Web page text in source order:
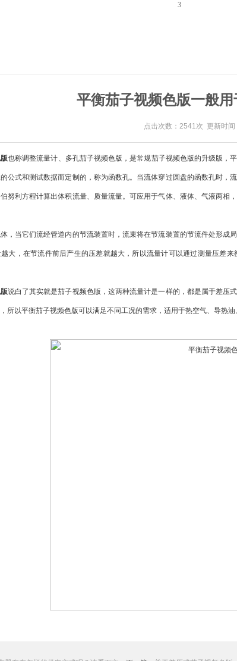
3
平衡茄子视频色版一般
点击次数：2541次 更新时
也称调整流量计、多孔茄子视频色版，是常规茄子视频色版的升级版，
公式和测试数据而定制的，称为函数孔。当流体穿过圆盘的函数孔时
努利方程计算出体积流量、质量流量。可应用于气体、液体、气液两
当它们流经管道内的节流装置时，流束将在节流装置的节流件处形成
大，在节流件前后产生的压差就越大，所以流量计可以通过测量压差
说白了其实就是茄子视频色版，这两种流量计是一样的，都是属于差压
所以平衡茄子视频色版可以满足不同工况的需求，适用于热空气、导热油